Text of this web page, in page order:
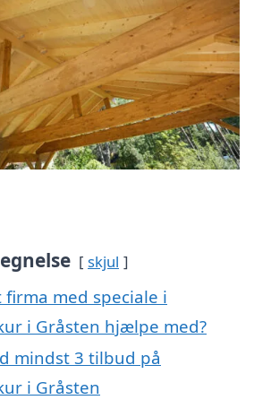
skjul
firma med speciale i
i Gråsten hjælpe med?
mindst 3 tilbud på
i Gråsten